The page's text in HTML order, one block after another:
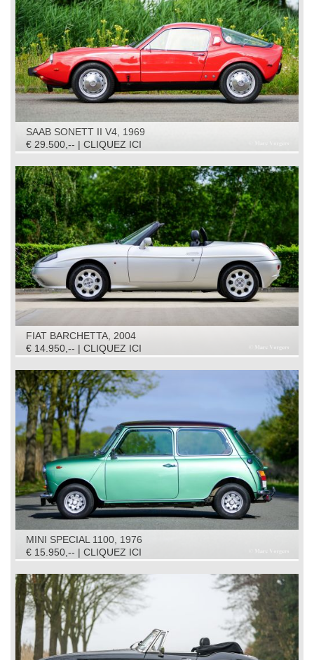
SAAB SONETT II V4, 1969
€ 29.500,-- | CLIQUEZ ICI
FIAT BARCHETTA, 2004
€ 14.950,-- | CLIQUEZ ICI
MINI SPECIAL 1100, 1976
€ 15.950,-- | CLIQUEZ ICI